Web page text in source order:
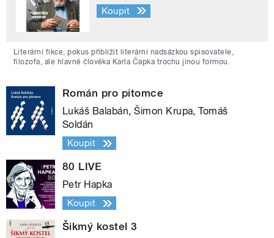
Koupit
Literární fikce, pokus přiblížit literární nadsázkou spisovatele,
filozofa, ale hlavně člověka Karla Čapka trochu jinou formou.
Román pro pitomce
Lukáš Balabán, Šimon Krupa, Tomáš
Soldán
Koupit
80 LIVE
Petr Hapka
Koupit
Šikmý kostel 3